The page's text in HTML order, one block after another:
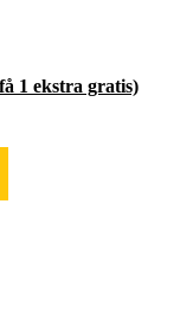
1 ekstra gratis)